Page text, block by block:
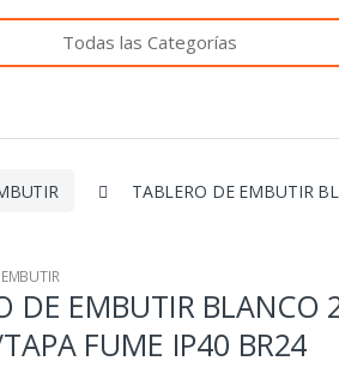
TABLERO DE EMBUTIR
DE EMBUTIR BLANCO
FUME IP40 BR24